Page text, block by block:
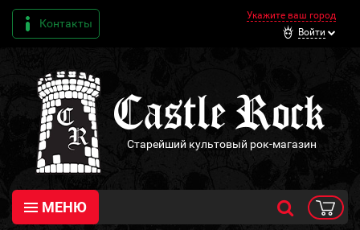
Контакты
Укажите ваш город
Войти
Старейший культовый рок-магазин
МЕНЮ